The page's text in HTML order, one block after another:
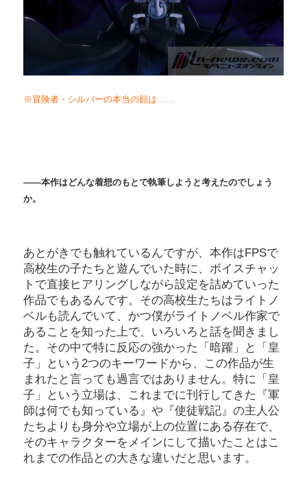
※冒険者・シルバーの本当の顔は……
――本作はどんな着想のもとで執筆しようと考えたのでしょう
か。
あとがきでも触れているんですが、本作はFPSで
高校生の子たちと遊んでいた時に、ボイスチャッ
トで直接ヒアリングしながら設定を詰めていった
作品でもあるんです。その高校生たちはライトノ
ベルも読んでいて、かつ僕がライトノベル作家で
あることを知った上で、いろいろと話を聞きまし
た。その中で特に反応の強かった「暗躍」と「皇
子」という2つのキーワードから、この作品が生
まれたと言っても過言ではありません。特に「皇
子」という立場は、これまでに刊行してきた『軍
師は何でも知っている』や『使徒戦記』の主人公
たちよりも身分や立場が上の位置にある存在で、
そのキャラクターをメインにして描いたことはこ
れまでの作品との大きな違いだと思います。